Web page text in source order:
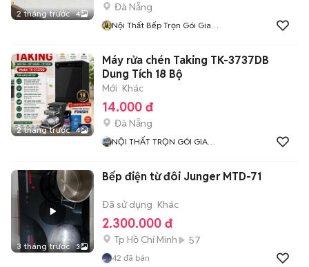
2 tháng trước 4
Đà Nẵng
Nội Thất Bếp Trọn Gói Gia
2 tháng trước 4
Máy rửa chén Taking TK-3737DB
Dung Tích 18 Bộ
Mới Khác
14.000 đ
Đà Nẵng
NỘI THẤT TRỌN GÓI GIA
3 tháng trước 3
Bếp điện từ đôi Junger MTD-71
Đã sử dụng Khác
2.300.000 đ
Tp Hồ Chí Minh 57
42 đã bán